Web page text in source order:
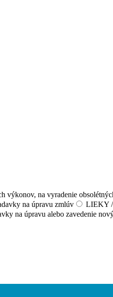
na vyradenie
na úpravu zmlúv
LIEKY /
na úpravu alebo zavedenie